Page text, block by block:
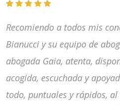
Recomiendo a todos mis
Bianucci y su equipo de
abogada Gaia, atenta,
acogida, escuchada y
todo, puntuales y rápidos,